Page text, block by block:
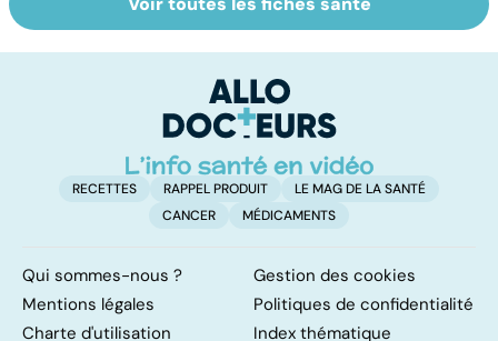
Intoxications
alimentaires :
Tout savoir sur
les infections
RECETTES RAPPEL PRODUIT
LE MAG DE LA SANTÉ
CANCER
MÉDICAMENTS
Qui sommes-nous ?
Gestion des cookies
Mentions légales
Politiques de confidentialité
Charte d'utilisation
Index thématique